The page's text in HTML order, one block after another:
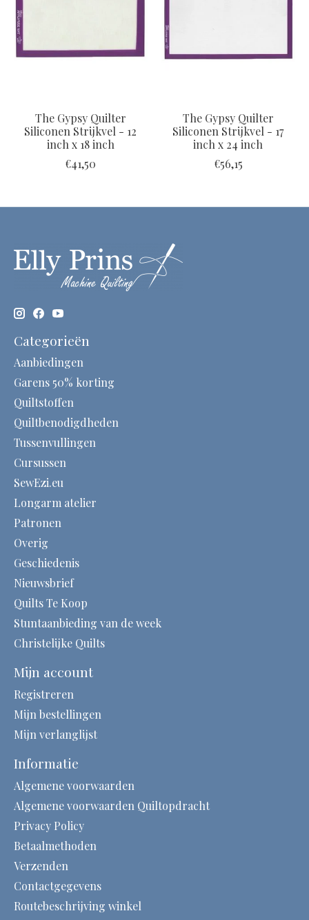
The Gypsy Quilter
Siliconen Strijkvel - 12
inch x 18 inch
€41,50
The Gypsy Quilter
Siliconen Strijkvel - 17
inch x 24 inch
€56,15
Categorieën
Aanbiedingen
Garens 50% korting
Quiltstoffen
Quiltbenodigdheden
Tussenvullingen
Cursussen
SewEzi.eu
Longarm atelier
Patronen
Overig
Geschiedenis
Nieuwsbrief
Quilts Te Koop
Stuntaanbieding van de week
Christelijke Quilts
Mijn account
Registreren
Mijn bestellingen
Mijn verlanglijst
Informatie
Algemene voorwaarden
Algemene voorwaarden Quiltopdracht
Privacy Policy
Betaalmethoden
Verzenden
Contactgegevens
Routebeschrijving winkel